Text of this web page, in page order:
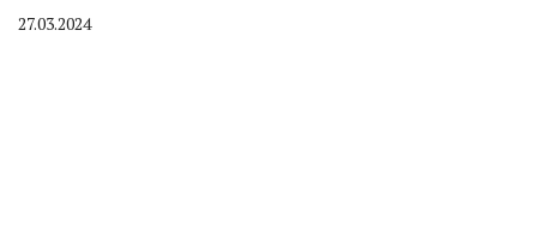
By
27.03.2024